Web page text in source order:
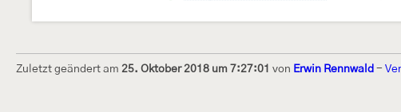
Zuletzt geändert am 25. Oktober 2018 um 7:27:01 von Erwin Rennwald -